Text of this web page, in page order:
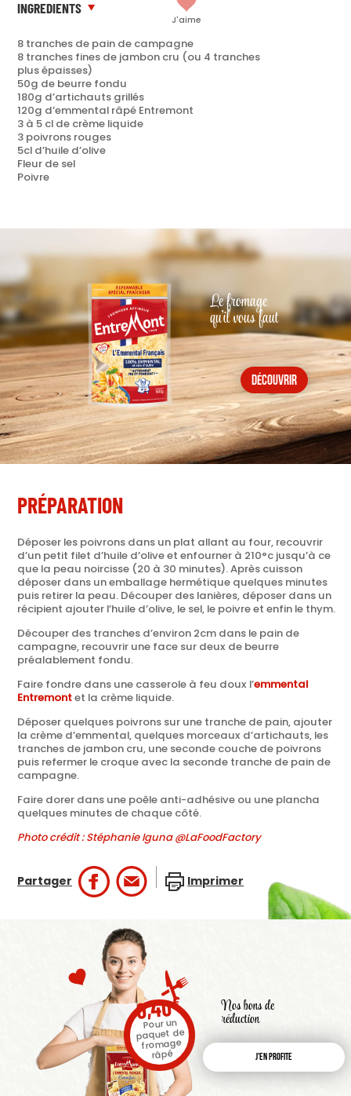
J'aime
INGREDIENTS
8 tranches de pain de campagne
8 tranches fines de jambon cru (ou 4 tranches
plus épaisses)
50g de beurre fondu
180g d’artichauts grillés
120g d’emmental râpé Entremont
3 à 5 cl de crème liquide
3 poivrons rouges
5cl d’huile d’olive
Fleur de sel
Poivre
Le fromage
qu'il vous faut
découvrir
PRÉPARATION
Déposer les poivrons dans un plat allant au four, recouvrir
d’un petit filet d’huile d’olive et enfourner à 210°c jusqu’à ce
que la peau noircisse (20 à 30 minutes). Après cuisson
déposer dans un emballage hermétique quelques minutes
puis retirer la peau. Découper des lanières, déposer dans un
récipient ajouter l’huile d’olive, le sel, le poivre et enfin le thym.
Découper des tranches d’environ 2cm dans le pain de
campagne, recouvrir une face sur deux de beurre
préalablement fondu.
Faire fondre dans une casserole à feu doux l’emmental
Entremontet la crème liquide.
Déposer quelques poivrons sur une tranche de pain, ajouter
la crème d’emmental, quelques morceaux d’artichauts, les
tranches de jambon cru, une seconde couche de poivrons
puis refermer le croque avec la seconde tranche de pain de
campagne.
Faire dorer dans une poêle anti-adhésive ou une plancha
quelques minutes de chaque côté.
Photo crédit : Stéphanie Iguna @LaFoodFactory
Partager Imprimer
0,40€
Pour un
paquet de
fromage
râpé
Nos bons de
réduction
J'en profite